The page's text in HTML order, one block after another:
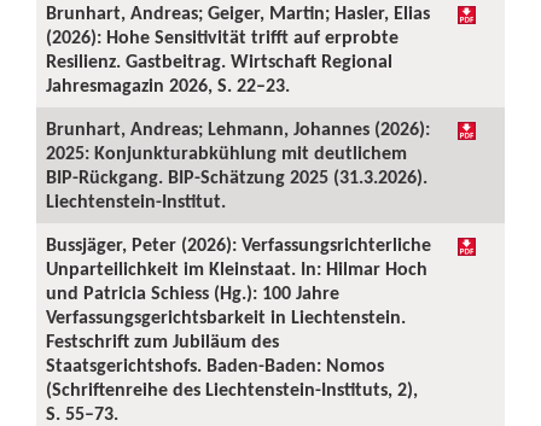
Brunhart, Andreas; Geiger, Martin; Hasler, Elias
(2026): Hohe Sensitivität trifft auf erprobte
Resilienz. Gastbeitrag. Wirtschaft Regional
Jahresmagazin 2026, S. 22–23.
Brunhart, Andreas; Lehmann, Johannes (2026):
2025: Konjunkturabkühlung mit deutlichem
BIP-Rückgang. BIP-Schätzung 2025 (31.3.2026).
Liechtenstein-Institut.
Bussjäger, Peter (2026): Verfassungsrichterliche
Unparteilichkeit im Kleinstaat. In: Hilmar Hoch
und Patricia Schiess (Hg.): 100 Jahre
Verfassungsgerichtsbarkeit in Liechtenstein.
Festschrift zum Jubiläum des
Staatsgerichtshofs. Baden-Baden: Nomos
(Schriftenreihe des Liechtenstein-Instituts, 2),
S. 55–73.